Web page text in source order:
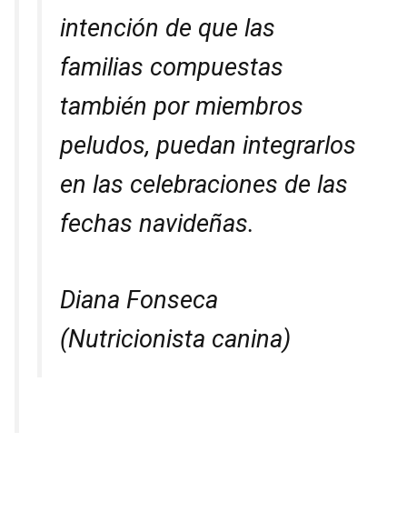
intención de que las
familias compuestas
también por miembros
peludos, puedan integrarlos
en las celebraciones de las
fechas navideñas.
Diana Fonseca
(Nutricionista canina)